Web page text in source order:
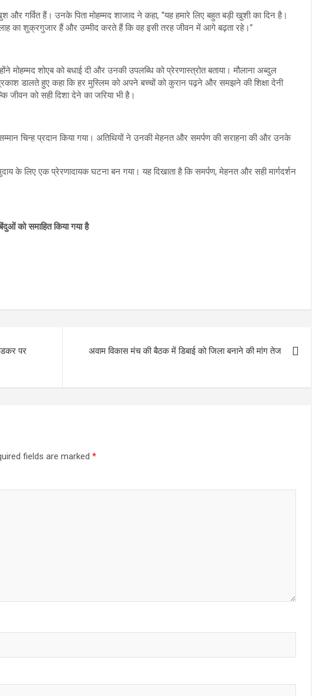
और गर्वित हैं। उनके पिता मोहम्मद शाजाद ने कहा, “यह हमारे लिए बहुत बड़ी खुशी का दिन है।
का शुक्रगुजार हैं और उम्मीद करते हैं कि वह इसी तरह जीवन में आगे बढ़ता रहे।”
मोहम्मद शोएब को बधाई दी और उनकी उपलब्धि को प्रेरणास्त्रोत बताया। मौलाना अब्दुल
डालते हुए कहा कि हर मुस्लिम को अपने बच्चों को कुरान पढ़ने और समझने की शिक्षा देनी
जीवन को सही दिशा देने का जरिया भी है।
चिन्ह प्रदान किया गया। अतिथियों ने उनकी मेहनत और समर्पण की सराहना की और उनके
के लिए एक प्रेरणादायक घटना बन गया। यह दिखाता है कि समर्पण, मेहनत और सही मार्गदर्शन
को समाहित किया गया है
पर
अवाम विकास मंच की बैठक में डिबाई को जिला बनाने की मांग तेज
fields are marked *